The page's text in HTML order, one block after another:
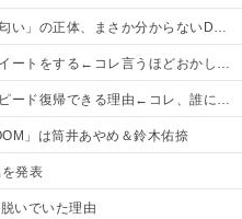
ないDTなんておらんよな？よな？w w w w w w w w w w w
る←コレ言うほどおかしいか？？？？？？
由←コレ、誰にも分からない模様w w w w w w w w
」は筒井あやめ＆鈴木佑捺
発表
いでいた理由